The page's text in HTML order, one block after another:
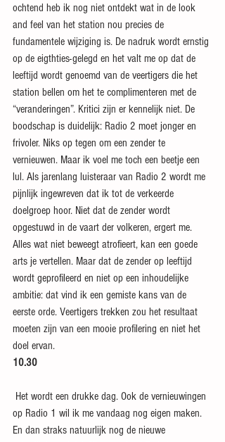
ochtend heb ik nog niet ontdekt wat in de look
and feel van het station nou precies de
fundamentele wijziging is. De nadruk wordt ernstig
op de eigthties-gelegd en het valt me op dat de
leeftijd wordt genoemd van de veertigers die het
station bellen om het te complimenteren met de
“veranderingen”. Kritici zijn er kennelijk niet. De
boodschap is duidelijk: Radio 2 moet jonger en
frivoler. Niks op tegen om een zender te
vernieuwen. Maar ik voel me toch een beetje een
lul. Als jarenlang luisteraar van Radio 2 wordt me
pijnlijk ingewreven dat ik tot de verkeerde
doelgroep hoor. Niet dat de zender wordt
opgestuwd in de vaart der volkeren, ergert me.
Alles wat niet beweegt atrofieert, kan een goede
arts je vertellen. Maar dat de zender op leeftijd
wordt geprofileerd en niet op een inhoudelijke
ambitie: dat vind ik een gemiste kans van de
eerste orde. Veertigers trekken zou het resultaat
moeten zijn van een mooie profilering en niet het
doel ervan.
10.30
op Radio 1 wil ik me vandaag nog eigen maken.
En dan straks natuurlijk nog de nieuwe